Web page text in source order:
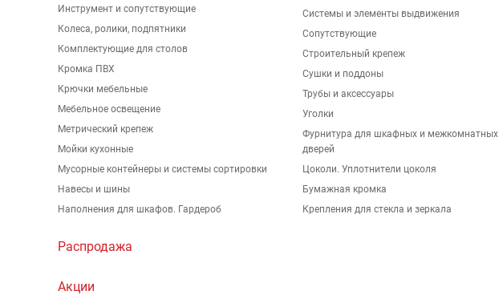
Инструмент и сопутствующие
Колеса, ролики, подпятники
Комплектующие для столов
Кромка ПВХ
Крючки мебельные
Мебельное освещение
Метрический крепеж
Мойки кухонные
Мусорные контейнеры и системы сортировки
Навесы и шины
Наполнения для шкафов. Гардероб
Системы и элементы выдвижения
Сопутствующие
Строительный крепеж
Сушки и поддоны
Трубы и аксессуары
Уголки
Фурнитура для шкафных и межкомнатных
дверей
Цоколи. Уплотнители цоколя
Бумажная кромка
Крепления для стекла и зеркала
Распродажа
Акции